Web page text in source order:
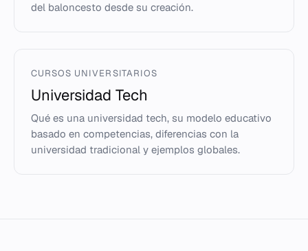
del baloncesto desde su creación.
CURSOS UNIVERSITARIOS
Universidad Tech
Qué es una universidad tech, su modelo educativo
basado en competencias, diferencias con la
universidad tradicional y ejemplos globales.